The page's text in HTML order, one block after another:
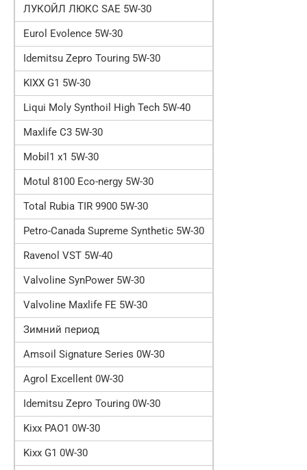
ЛУКОЙЛ ЛЮКС SAE 5W-30
Eurol Evolence 5W-30
Idemitsu Zepro Touring 5W-30
KIXX G1 5W-30
Liqui Moly Synthoil High Tech 5W-40
Maxlife C3 5W-30
Mobil1 x1 5W-30
Motul 8100 Eco-nergy 5W-30
Total Rubia TIR 9900 5W-30
Petro-Canada Supreme Synthetic 5W-30
Ravenol VST 5W-40
Valvoline SynPower 5W-30
Valvoline Maxlife FE 5W-30
Зимний период
Amsoil Signature Series 0W-30
Agrol Excellent 0W-30
Idemitsu Zepro Touring 0W-30
Kixx PAO1 0W-30
Kixx G1 0W-30